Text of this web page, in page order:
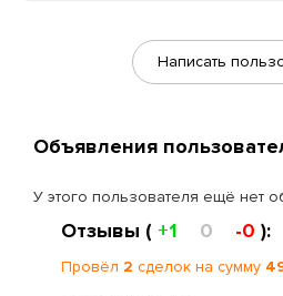
Написать
Объявления
У этого пользователя ещё нет
Отзывы ( +1 0 -0 ):
Провёл 2 сделок на сумму